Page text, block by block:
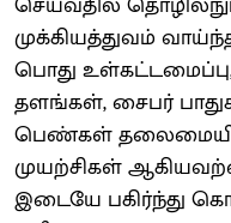
முக்கியத்துவம்
பொது
தளங்கள், சைபர்
பெண்கள்
முயற்சிகள்
இடையே பகிர்ந்து